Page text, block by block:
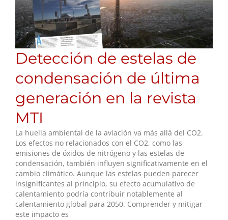
Detección de estelas de
condensación de última
generación en la revista
MTI
La huella ambiental de la aviación va más allá del CO2.
Los efectos no relacionados con el CO2, como las
emisiones de óxidos de nitrógeno y las estelas de
condensación, también influyen significativamente en el
cambio climático. Aunque las estelas pueden parecer
insignificantes al principio, su efecto acumulativo de
calentamiento podría contribuir notablemente al
calentamiento global para 2050. Comprender y mitigar
este impacto es